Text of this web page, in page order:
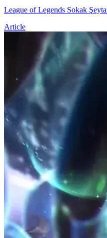
League of Legends Sokak
Article